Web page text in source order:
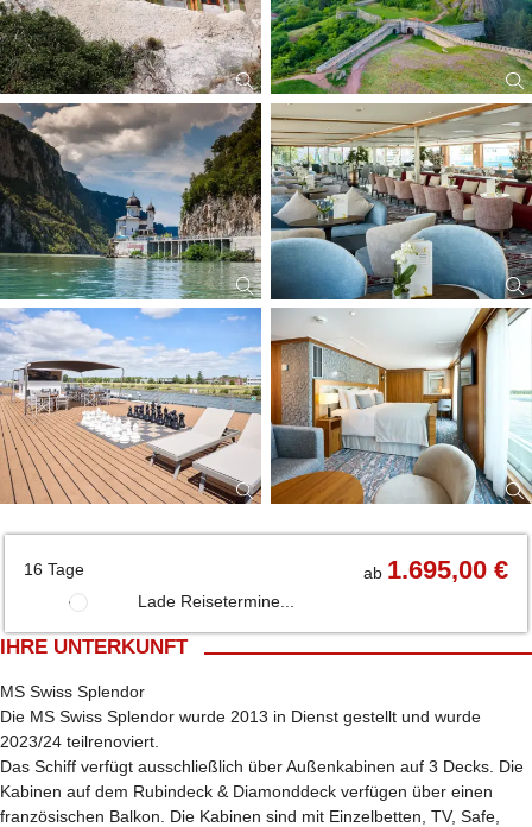
16 Tage ab 1.695,00 €
Lade Reisetermine...
IHRE UNTERKUNFT
MS Swiss Splendor
Die MS Swiss Splendor wurde 2013 in Dienst gestellt und wurde
2023/24 teilrenoviert.
Das Schiff verfügt ausschließlich über Außenkabinen auf 3 Decks. Die
Kabinen auf dem Rubindeck & Diamonddeck verfügen über einen
französischen Balkon. Die Kabinen sind mit Einzelbetten, TV, Safe,